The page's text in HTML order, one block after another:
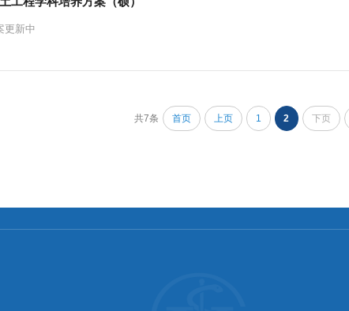
更新中
共7条 首页 上页 1 2 下页